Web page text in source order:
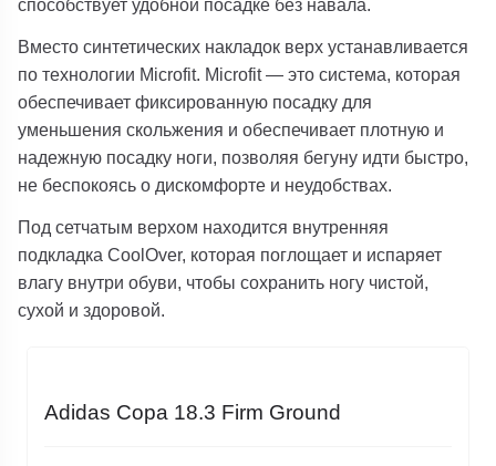
способствует удобной посадке без навала.
Вместо синтетических накладок верх устанавливается
по технологии Microfit. Microfit — это система, которая
обеспечивает фиксированную посадку для
уменьшения скольжения и обеспечивает плотную и
надежную посадку ноги, позволяя бегуну идти быстро,
не беспокоясь о дискомфорте и неудобствах.
Под сетчатым верхом находится внутренняя
подкладка CoolOver, которая поглощает и испаряет
влагу внутри обуви, чтобы сохранить ногу чистой,
сухой и здоровой.
Adidas Copa 18.3 Firm Ground